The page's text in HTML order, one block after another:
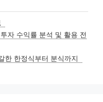
자 수익률 분석 및 활용 전
한 한정식부터 분식까지